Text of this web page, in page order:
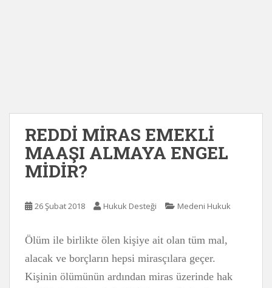
REDDİ MİRAS EMEKLİ
MAAŞI ALMAYA ENGEL
MİDİR?
26 Şubat 2018 Hukuk Desteği Medeni Hukuk
Ölüm ile birlikte ölen kişiye ait olan tüm mal,
alacak ve borçların hepsi mirasçılara geçer.
Kişinin ölümünün ardından miras üzerinde hak